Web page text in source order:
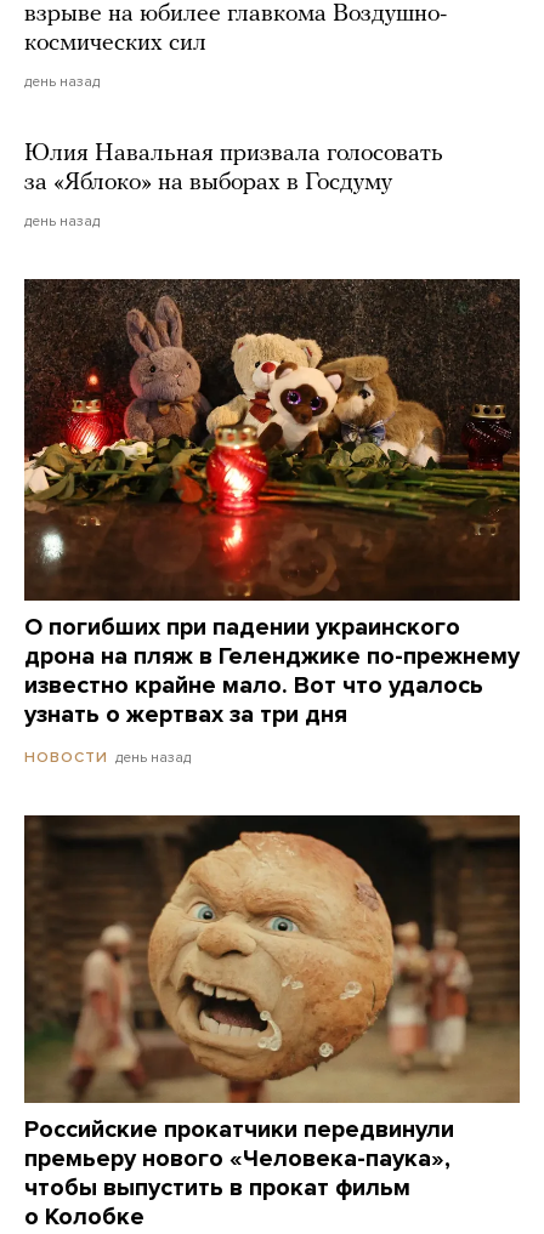
взрыве на юбилее главкома Воздушно-
космических сил
день назад
Юлия Навальная призвала голосовать
за «Яблоко» на выборах в Госдуму
день назад
О погибших при падении украинского
дрона на пляж в Геленджике по-прежнему
известно крайне мало. Вот что удалось
узнать о жертвах за три дня
НОВОСТИ день назад
Российские прокатчики передвинули
премьеру нового «Человека-паука»,
чтобы выпустить в прокат фильм
о Колобке